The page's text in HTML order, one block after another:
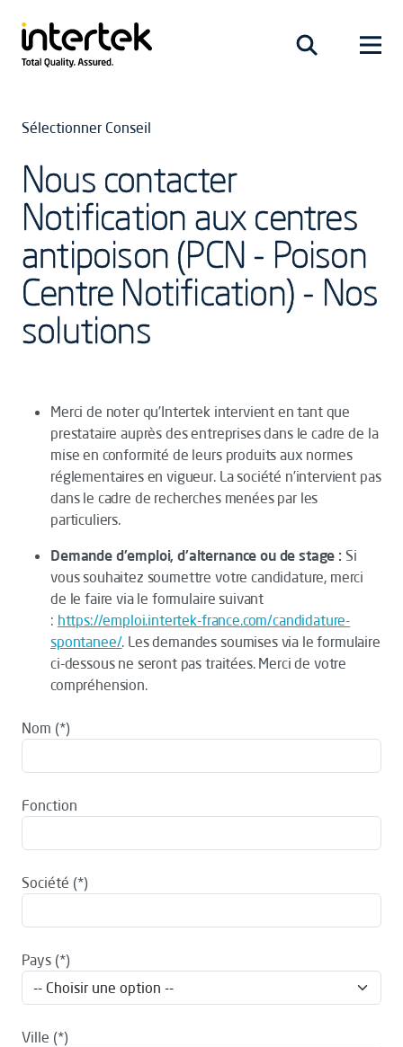
Sélectionner Conseil
Nous contacter
Notification aux centres
antipoison (PCN - Poison
Centre Notification) - Nos
solutions
Merci de noter qu’Intertek intervient en tant que
prestataire auprès des entreprises dans le cadre de la
mise en conformité de leurs produits aux normes
réglementaires en vigueur. La société n’intervient pas
dans le cadre de recherches menées par les
particuliers.
Demande d'emploi, d'alternance ou de stage : Si
vous souhaitez soumettre votre candidature, merci
de le faire via le formulaire suivant
: https://emploi.intertek-france.com/candidature-
spontanee/. Les demandes soumises via le formulaire
ci-dessous ne seront pas traitées. Merci de votre
compréhension.
Nom
Fonction
Société
Pays
Ville